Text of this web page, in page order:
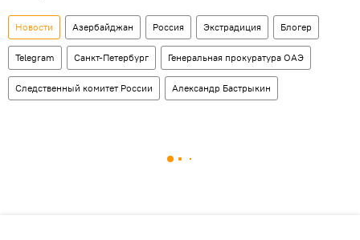
Новости Азербайджан Россия Экстрадиция Блогер
Telegram Санкт-Петербург Генеральная прокуратура ОАЭ
Следственный комитет России Александр Бастрыкин